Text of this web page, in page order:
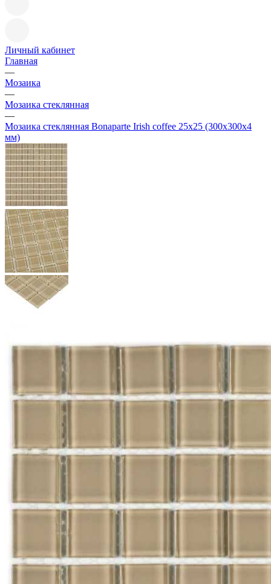
Личный кабинет
Главная
—
Мозаика
—
Мозаика стеклянная
—
Мозаика стеклянная Bonaparte Irish coffee 25х25 (300х300х4
мм)